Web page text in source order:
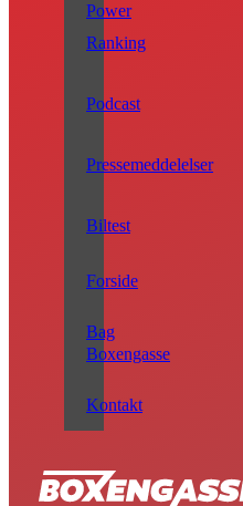
Power
Ranking
Podcast
Pressemeddelelser
Biltest
Forside
Bag
Boxengasse
Kontakt